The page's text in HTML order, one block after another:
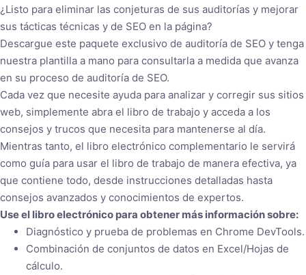
¿Listo para eliminar las conjeturas de sus auditorías y mejorar
sus tácticas técnicas y de SEO en la página?
Descargue este paquete exclusivo de auditoría de SEO y tenga
nuestra plantilla a mano para consultarla a medida que avanza
en su proceso de auditoría de SEO.
Cada vez que necesite ayuda para analizar y corregir sus sitios
web, simplemente abra el libro de trabajo y acceda a los
consejos y trucos que necesita para mantenerse al día.
Mientras tanto, el libro electrónico complementario le servirá
como guía para usar el libro de trabajo de manera efectiva, ya
que contiene todo, desde instrucciones detalladas hasta
consejos avanzados y conocimientos de expertos.
Use el libro electrónico para obtener más información sobre:
Diagnóstico y prueba de problemas en Chrome DevTools.
Combinación de conjuntos de datos en Excel/Hojas de
cálculo.